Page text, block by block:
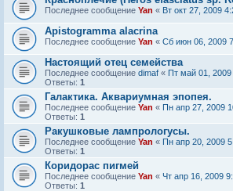
Последнее сообщение Yan « Вт окт 27, 2009
Apistogramma alacrina
Последнее сообщение Yan « Сб июн 06, 2009
Настоящий отец семейства
Последнее сообщение dimaf « Пт май 01, 2009
Ответы: 1
Галактика. Аквариумная эпопея.
Последнее сообщение Yan « Пн апр 27, 2009
Ответы: 1
Ракушковые лампрологусы.
Последнее сообщение Yan « Пн апр 20, 2009
Ответы: 1
Коридорас пигмей
Последнее сообщение Yan « Чт апр 16, 2009
Ответы: 1